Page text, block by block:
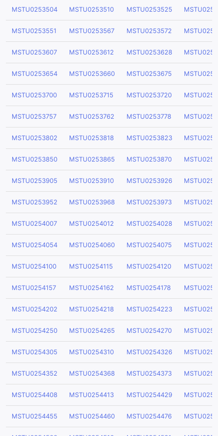
MSTU0253504 MSTU0253510 MSTU0253525
MSTU0253551 MSTU0253567 MSTU0253572
MSTU0253607 MSTU0253612 MSTU0253628
MSTU0253654 MSTU0253660 MSTU0253675
MSTU0253700 MSTU0253715 MSTU0253720
MSTU0253757 MSTU0253762 MSTU0253778
MSTU0253802 MSTU0253818 MSTU0253823
MSTU0253850 MSTU0253865 MSTU0253870
MSTU0253905 MSTU0253910 MSTU0253926
MSTU0253952 MSTU0253968 MSTU0253973
MSTU0254007 MSTU0254012 MSTU0254028
MSTU0254054 MSTU0254060 MSTU0254075
MSTU0254100 MSTU0254115 MSTU0254120
MSTU0254157 MSTU0254162 MSTU0254178
MSTU0254202 MSTU0254218 MSTU0254223
MSTU0254250 MSTU0254265 MSTU0254270
MSTU0254305 MSTU0254310 MSTU0254326
MSTU0254352 MSTU0254368 MSTU0254373
MSTU0254408 MSTU0254413 MSTU0254429
MSTU0254455 MSTU0254460 MSTU0254476